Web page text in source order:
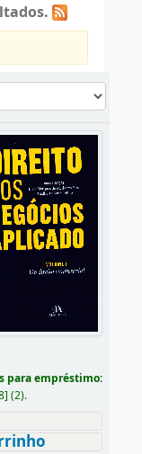
para empréstimo:
] (2).